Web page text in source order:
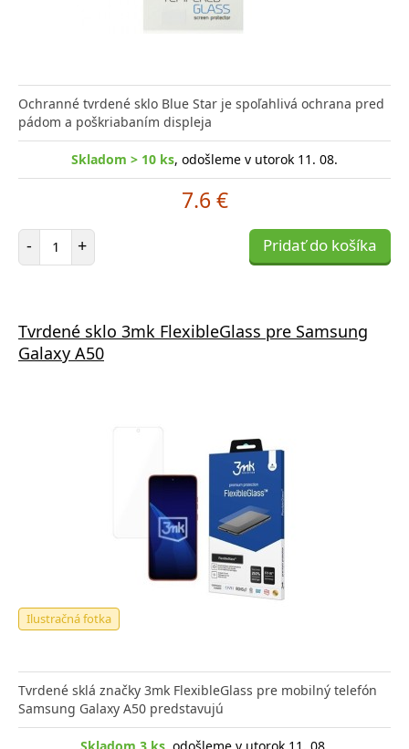
Ochranné tvrdené sklo Blue Star je spoľahlivá ochrana pred
pádom a poškriabaním displeja
Skladom > 10 ks, odošleme v utorok 11. 08.
7.6 €
- Počet položiek
+ Pridať do košíka
Tvrdené sklo 3mk FlexibleGlass pre Samsung
Galaxy A50
Ilustračná fotka
Tvrdené sklá značky 3mk FlexibleGlass pre mobilný telefón
Samsung Galaxy A50 predstavujú
Skladom 3 ks, odošleme v utorok 11. 08.